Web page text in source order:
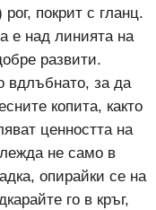
покрит с гланц.
е над линията на
развити.
вдлъбнато, за да
копита, както
ценността на
не само в
опирайки се на
го в кръг,